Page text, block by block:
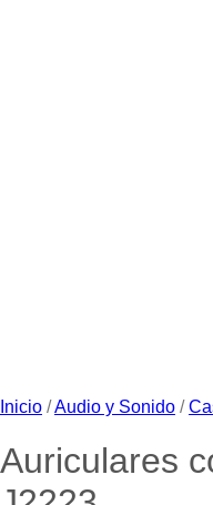
Inicio /Audio y Sonido /
Auriculares